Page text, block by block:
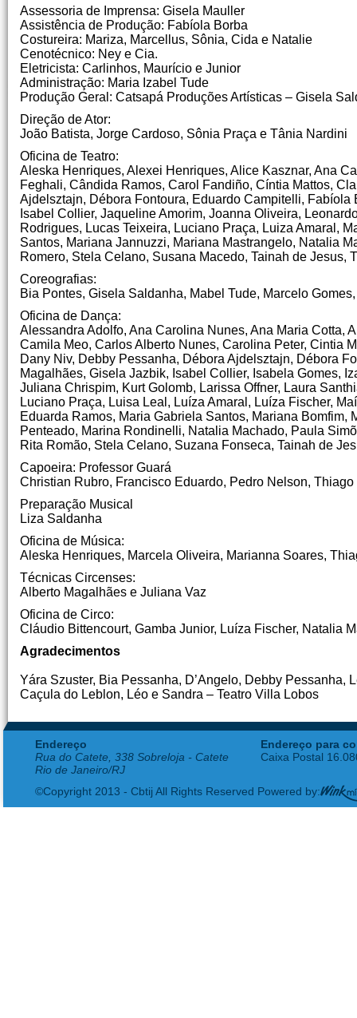
Assessoria de Imprensa: Gisela Mauller
Assistência de Produção: Fabíola Borba
Costureira: Mariza, Marcellus, Sônia, Cida e Natalie
Cenotécnico: Ney e Cia.
Eletricista: Carlinhos, Maurício e Junior
Administração: Maria Izabel Tude
Produção Geral: Catsapá Produções Artísticas – Gisela
Direção de Ator:
João Batista, Jorge Cardoso, Sônia Praça e Tânia Nardini
Oficina de Teatro:
Aleska Henriques, Alexei Henriques, Alice Kasznar, Ana
Feghali, Cândida Ramos, Carol Fandiño, Cíntia Mattos,
Ajdelsztajn, Débora Fontoura, Eduardo Campitelli,
Isabel Collier, Jaqueline Amorim, Joanna Oliveira,
Rodrigues, Lucas Teixeira, Luciano Praça, Luiza Amaral,
Santos, Mariana Jannuzzi, Mariana Mastrangelo, Natalia
Romero, Stela Celano, Susana Macedo, Tainah de Jesus,
Coreografias:
Bia Pontes, Gisela Saldanha, Mabel Tude, Marcelo
Oficina de Dança:
Alessandra Adolfo, Ana Carolina Nunes, Ana Maria Cotta,
Camila Meo, Carlos Alberto Nunes, Carolina Peter, Cintia
Dany Niv, Debby Pessanha, Débora Ajdelsztajn, Débora
Magalhães, Gisela Jazbik, Isabel Collier, Isabela Gomes,
Juliana Chrispim, Kurt Golomb, Larissa Offner, Laura
Luciano Praça, Luisa Leal, Luíza Amaral, Luíza Fischer,
Eduarda Ramos, Maria Gabriela Santos, Mariana
Penteado, Marina Rondinelli, Natalia Machado, Paula
Rita Romão, Stela Celano, Suzana Fonseca, Tainah de
Capoeira: Professor Guará
Christian Rubro, Francisco Eduardo, Pedro Nelson, Thiago
Preparação Musical
Liza Saldanha
Oficina de Música:
Aleska Henriques, Marcela Oliveira, Marianna Soares,
Técnicas Circenses:
Alberto Magalhães e Juliana Vaz
Oficina de Circo:
Cláudio Bittencourt, Gamba Junior, Luíza Fischer, Natalia
Agradecimentos
Yára Szuster, Bia Pessanha, D’Angelo, Debby Pessanha,
Caçula do Leblon, Léo e Sandra – Teatro Villa Lobos
Endereço
Rua do Catete, 338 Sobreloja - Catete
Rio de Janeiro/RJ
Endereço para
Caixa Postal
©Copyright 2013 - Cbtij All Rights Reserved Powered by: